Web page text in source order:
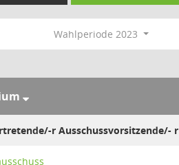
Wahlperiode 2023
r Ausschussvorsitzende/- r